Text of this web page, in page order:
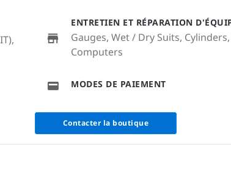
ENTRETIEN ET RÉPARATION
Gauges, Wet / Dry Suits,
Computers
MODES DE PAIEMENT
Contacter la boutique